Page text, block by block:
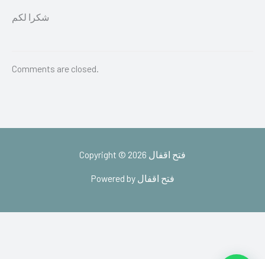
شكرا لكم
Comments are closed.
Copyright © 2026 فتح اقفال
Powered by فتح اقفال